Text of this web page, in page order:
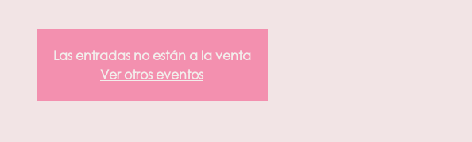
Las entradas no están a la venta
Ver otros eventos